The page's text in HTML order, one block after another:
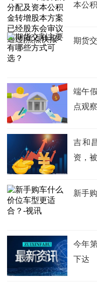
本公
期货
端午
点观察
吉和
资，
新手
今年
下达